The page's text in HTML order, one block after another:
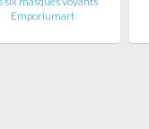
Emporiumart